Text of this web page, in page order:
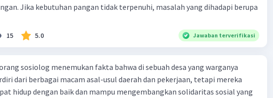
Jika kebutuhan pangan tidak terpenuhi, masalah yang dihadapi berupa
15 5.0 Jawaban terverifikasi
sosiolog menemukan fakta bahwa di sebuah desa yang warganya
dari berbagai macam asal-usul daerah dan pekerjaan, tetapi mereka
hidup dengan baik dan mampu mengembangkan solidaritas sosial yang